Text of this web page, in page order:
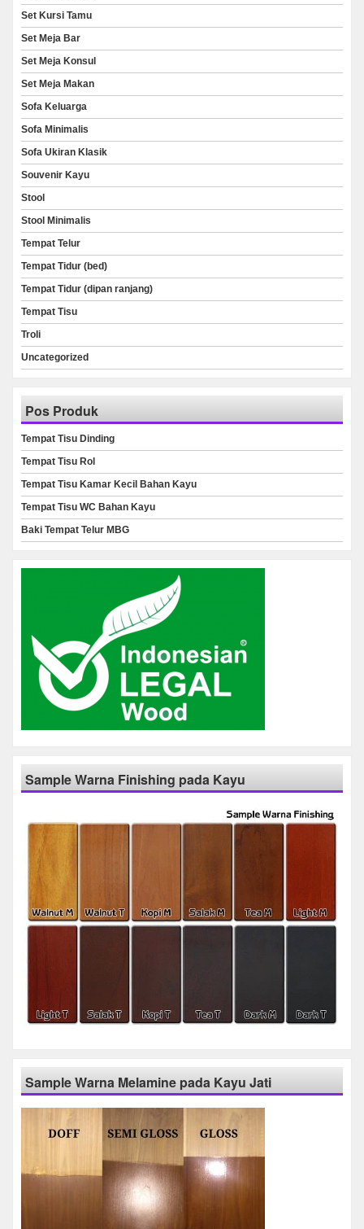
Set Kursi Tamu
Set Meja Bar
Set Meja Konsul
Set Meja Makan
Sofa Keluarga
Sofa Minimalis
Sofa Ukiran Klasik
Souvenir Kayu
Stool
Stool Minimalis
Tempat Telur
Tempat Tidur (bed)
Tempat Tidur (dipan ranjang)
Tempat Tisu
Troli
Uncategorized
Pos Produk
Tempat Tisu Dinding
Tempat Tisu Rol
Tempat Tisu Kamar Kecil Bahan Kayu
Tempat Tisu WC Bahan Kayu
Baki Tempat Telur MBG
Sample Warna Finishing pada Kayu
Sample Warna Melamine pada Kayu Jati